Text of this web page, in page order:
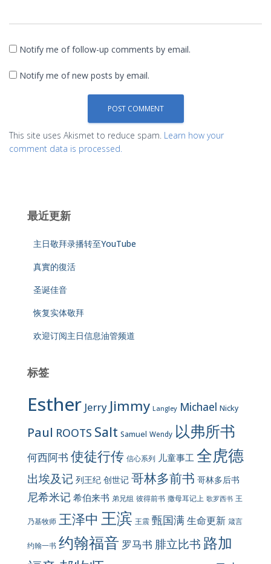
Notify me of follow-up comments by email.
Notify me of new posts by email.
This site uses Akismet to reduce spam. Learn how your
comment data is processed.
最近更新
主日敬拜录播转至YouTube
真實的復活
圣诞佳音
恢复实体敬拜
欢迎订阅主日信息油管频道
标签
Esther Jerry Jimmy Langley Michael Nicky
Paul ROOTS Salt Samuel Wendy 以弗所书
何西阿书 使徒行传 信心系列 儿童事工 全虎德
出埃及记 列王纪 创世记 哥林多前书 哥林多后书
尼希米记 希伯来书 弟兄组 彼得前书 撒母耳记上 歌罗西书 王
乃基牧师 王泽中 王滨 王震 甄国满生命更新 箴言
约翰一书 约翰福音 罗马书 腓立比书 路加